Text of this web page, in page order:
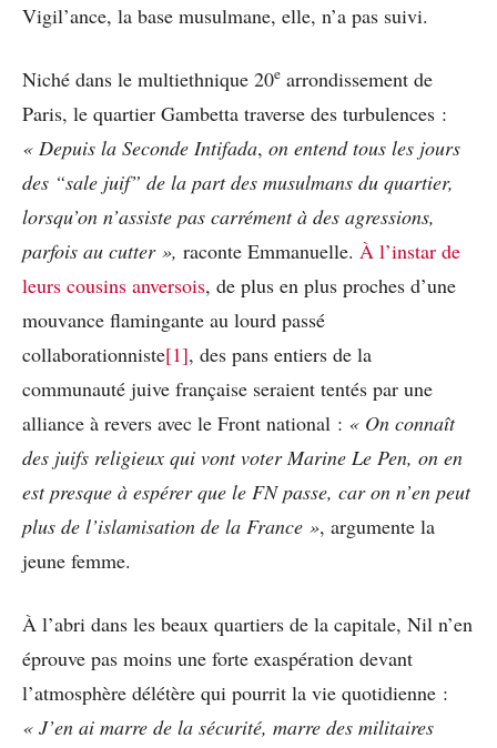
Vigil’ance, la base musulmane, elle, n’a pas suivi.
Niché dans le multiethnique 20e arrondissement de
Paris, le quartier Gambetta traverse des turbulences :
« Depuis la Seconde Intifada, on entend tous les jours
des “sale juif” de la part des musulmans du quartier,
lorsqu’on n’assiste pas carrément à des agressions,
parfois au cutter », raconte Emmanuelle. À l’instar de
leurs cousins anversois, de plus en plus proches d’une
mouvance flamingante au lourd passé
collaborationniste[1], des pans entiers de la
communauté juive française seraient tentés par une
alliance à revers avec le Front national : « On connaît
des juifs religieux qui vont voter Marine Le Pen, on en
est presque à espérer que le FN passe, car on n’en peut
plus de l’islamisation de la France », argumente la
jeune femme.
À l’abri dans les beaux quartiers de la capitale, Nil n’en
éprouve pas moins une forte exaspération devant
l’atmosphère délétère qui pourrit la vie quotidienne :
« J’en ai marre de la sécurité, marre des militaires